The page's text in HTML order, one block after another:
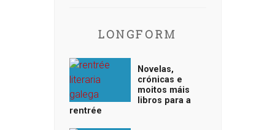
LONGFORM
Novelas,
crónicas e
moitos máis
libros para a
rentrée